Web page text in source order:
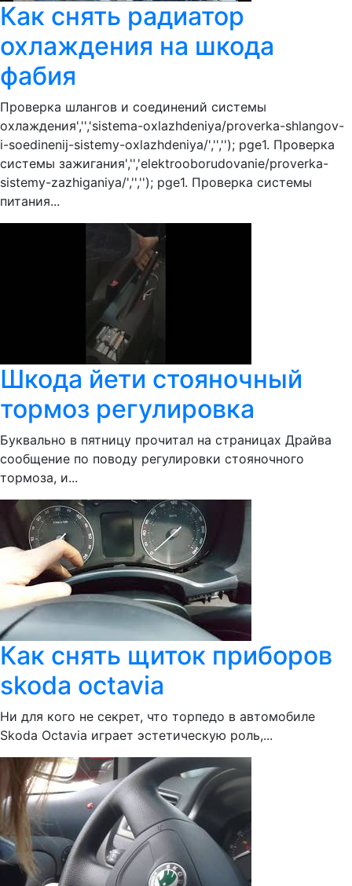
Как снять радиатор
охлаждения на шкода
фабия
Проверка шлангов и соединений системы
охлаждения','','sistema-oxlazhdeniya/proverka-shlangov-
i-soedinenij-sistemy-oxlazhdeniya/','',''); pge1. Проверка
системы зажигания','','elektrooborudovanie/proverka-
sistemy-zazhiganiya/','',''); pge1. Проверка системы
питания...
Шкода йети стояночный
тормоз регулировка
Буквально в пятницу прочитал на страницах Драйва
сообщение по поводу регулировки стояночного
тормоза, и...
Как снять щиток приборов
skoda octavia
Ни для кого не секрет, что торпедо в автомобиле
Skoda Octavia играет эстетическую роль,...